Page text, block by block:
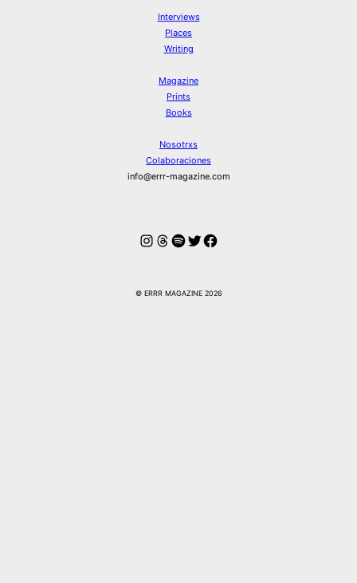
Interviews
Places
Writing
Magazine
Prints
Books
Nosotrxs
Colaboraciones
info@errr-magazine.com
Instagram
Hilos
Spotify
Twitter
Facebook
© ERRR MAGAZINE 2026